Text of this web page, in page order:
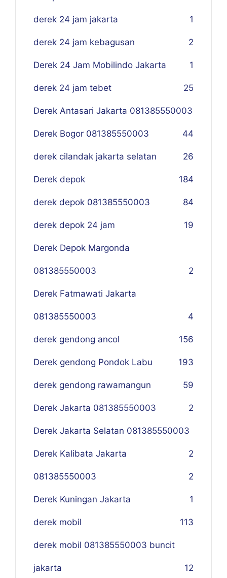
derek 24 jam jakarta 1
derek 24 jam kebagusan 2
Derek 24 Jam Mobilindo Jakarta 1
derek 24 jam tebet 25
Derek Antasari Jakarta 081385550003
4
Derek Bogor 081385550003 4
derek cilandak jakarta selatan 26
Derek depok 184
derek depok 081385550003 84
derek depok 24 jam 19
Derek Depok Margonda
081385550003 2
Derek Fatmawati Jakarta
081385550003 4
derek gendong ancol 156
Derek gendong Pondok Labu 193
derek gendong rawamangun 59
Derek Jakarta 081385550003 2
Derek Jakarta Selatan 081385550003
2
Derek Kalibata Jakarta
081385550003 2
Derek Kuningan Jakarta 1
derek mobil 113
derek mobil 081385550003 buncit
jakarta 12